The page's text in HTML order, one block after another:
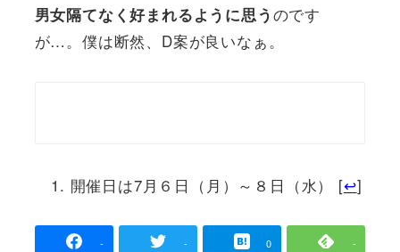
男女隔てなく好まれるように思うのです
が…。僕は断然、D案が良いなぁ。
開催日は7月６日（月）～８日（水） [↩]
- - 0 -